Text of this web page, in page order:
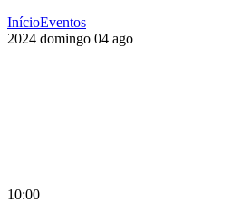
InícioEventos
2024 domingo 04 ago
10:00